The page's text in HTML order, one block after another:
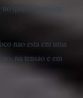
quarto com sete
nao esta em uma
na tensao e em